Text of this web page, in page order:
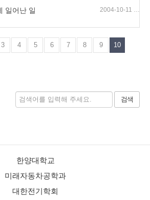
일어난 일 2004-10-11 01:36
3 4 5 6 7 8 9
10
검색
한양대학교
미래자동차공학과
대한전기학회